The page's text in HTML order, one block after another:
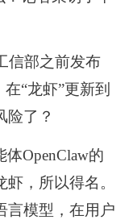
信部之前发布
“龙虾”更新到
险了？
OpenClaw的
，所以得名。
言模型，在用户